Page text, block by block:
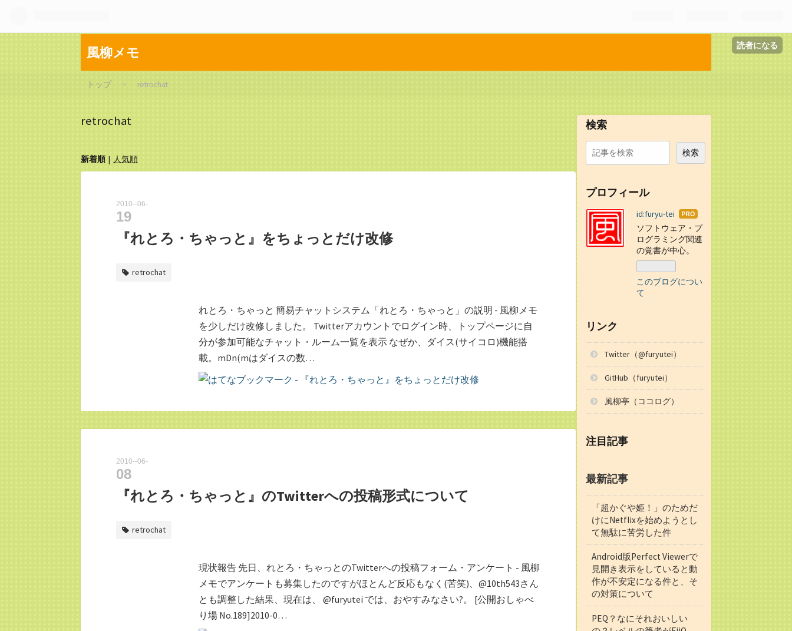
読者になる
風柳メモ
トップ > retrochat
retrochat
新着順 人気順
2010 -06-
19
『れとろ・ちゃっと』をちょっとだけ改修
retrochat
れとろ・ちゃっと 簡易チャットシステム「れとろ・ちゃっと」の説明 - 風柳メモ
を少しだけ改修しました。 Twitterアカウントでログイン時、トップページに自
分が参加可能なチャット・ルーム一覧を表示 なぜか、ダイス(サイコロ)機能搭
載。mDn(mはダイスの数…
2010 -06-
08
『れとろ・ちゃっと』のTwitterへの投稿形式について
retrochat
現状報告 先日、れとろ・ちゃっとのTwitterへの投稿フォーム・アンケート - 風柳
メモでアンケートも募集したのですがほとんど反応もなく(苦笑)、@10th543さん
とも調整した結果、現在は、 @furyutei では、おやすみなさい?。 [公開おしゃべ
り場 No.189]2010-0…
検索
プロフィール
id:furyu-tei はて
なブ
ログ
Pro
ソフトウェア・プ
ログラミング関連
の覚書が中心。
このブログについ
て
リンク
Twitter（@furyutei）
GitHub（furyutei）
風柳亭（ココログ）
注目記事
最新記事
「超かぐや姫！」のためだ
けにNetflixを始めようとし
て無駄に苦労した件
Android版Perfect Viewerで
見開き表示をしていると動
作が不安定になる件と、そ
の対策について
PEQ？なにそれおいしい